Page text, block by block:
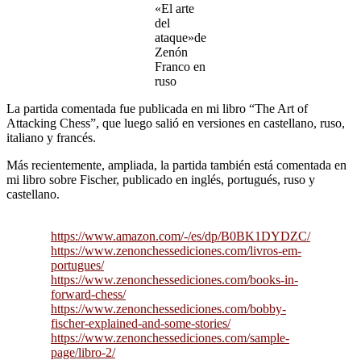
«El arte
del
ataque»de
Zenón
Franco en
ruso
La partida comentada fue publicada en mi libro “The Art of
Attacking Chess”, que luego salió en versiones en castellano, ruso,
italiano y francés.
Más recientemente, ampliada, la partida también está comentada en
mi libro sobre Fischer, publicado en inglés, portugués, ruso y
castellano.
https://www.amazon.com/-/es/dp/B0BK1DYDZC/
https://www.zenonchessediciones.com/livros-em-
portugues/
https://www.zenonchessediciones.com/books-in-
forward-chess/
https://www.zenonchessediciones.com/bobby-
fischer-explained-and-some-stories/
https://www.zenonchessediciones.com/sample-
page/libro-2/